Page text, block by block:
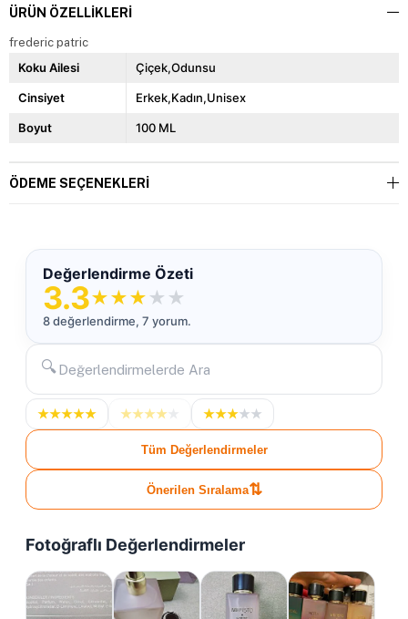
ÜRÜN ÖZELLIKLERI
frederic patric
Koku Ailesi Çiçek,Odunsu
Cinsiyet Erkek,Kadın,Unisex
Boyut 100 ML
ÖDEME SEÇENEKLERI
Değerlendirme Özeti
3.3★★★ ★ ★
8 değerlendirme, 7 yorum.
🔍
★★★★★ ★★★★ ★★★★★
Tüm Değerlendirmeler
Önerilen Sıralama⇅
Fotoğraflı Değerlendirmeler